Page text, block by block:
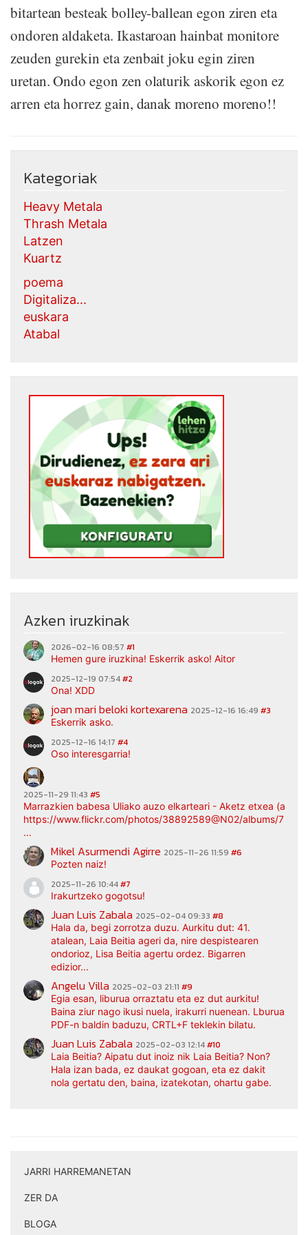
bitartean besteak bolley-ballean egon ziren eta
ondoren aldaketa. Ikastaroan hainbat monitore
zeuden gurekin eta zenbait joku egin ziren
uretan. Ondo egon zen olaturik askorik egon ez
arren eta horrez gain, danak moreno moreno!!
Kategoriak
Heavy Metala
Thrash Metala
Latzen
Kuartz
poema
Digitaliza...
euskara
Atabal
Azken iruzkinak
2026-02-16 08:57 #1
Hemen gure iruzkina! Eskerrik asko! Aitor
2025-12-19 07:54#2
Ona! XDD
joan mari beloki kortexarena 2025-12-16 16:49 #3
Eskerrik asko.
2025-12-16 14:17 #4
Oso interesgarria!
2025-11-29 11:43 #5
Marrazkien babesa Uliako auzo elkarteari - Aketz etxea
https://www.flickr.com/photos/38892589@N02/albums/
...
Mikel Asurmendi Agirre 2025-11-26 11:59 #6
Pozten naiz!
2025-11-26 10:44#7
Irakurtzeko gogotsu!
Juan Luis Zabala 2025-02-04 09:33 #8
Hala da, begi zorrotza duzu. Aurkitu dut: 41.
atalean, Laia Beitia ageri da, nire despistearen
ondorioz, Lisa Beitia agertu ordez. Bigarren
edizior...
Angelu Villa 2025-02-03 21:11 #9
Egia esan, liburua orraztatu eta ez dut aurkitu!
Baina ziur nago ikusi nuela, irakurri nuenean. Lburua
PDF-n baldin baduzu, CRTL+F teklekin bilatu.
Juan Luis Zabala 2025-02-03 12:14#10
Laia Beitia? Aipatu dut inoiz nik Laia Beitia? Non?
Hala izan bada, ez daukat gogoan, eta ez dakit
nola gertatu den, baina, izatekotan, ohartu gabe.
JARRI HARREMANETAN
ZER DA
BLOGA